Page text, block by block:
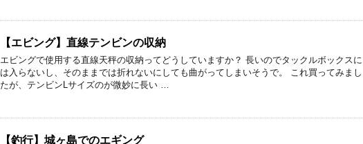
【エビング】直線テンビンの収納
エビングで使用する直線天秤の収納ってどうしていますか？ 長いのでタックルボックスに
は入らないし、そのままでは折れないにしても曲がってしまいそうで。 これ買ってみまし
たが、テンビンLサイズのが微妙に長い …
【釣行】城ヶ島でのエギング